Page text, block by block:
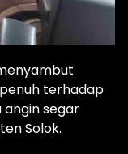
terhadap
angin segar
Solok.